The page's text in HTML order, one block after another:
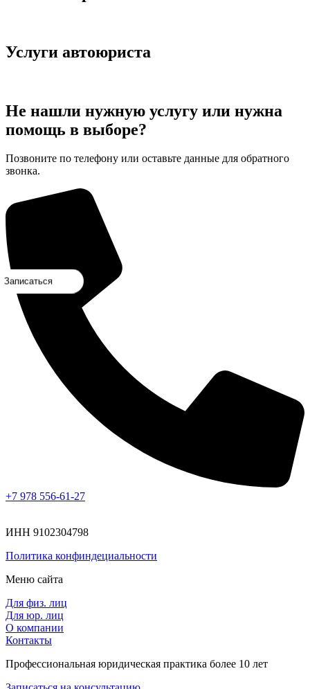
Услуги автоюриста
Не нашли нужную услугу или нужна
помощь в выборе?
Позвоните по телефону или оставьте данные для обратного
звонка.
+7 978 556-61-27
ИНН 9102304798
Политика конфиндециальности
Меню сайта
Для физ. лиц
Для юр. лиц
О компании
Контакты
Профессиональная юридическая практика более 10 лет